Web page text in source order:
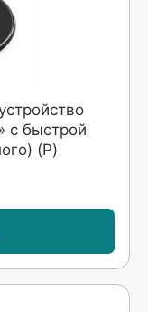
c быстрой
(Р)